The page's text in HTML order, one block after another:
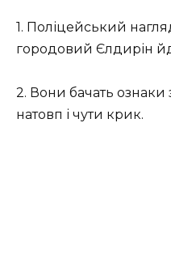
1. Поліцейський
городовий Єлдирін
2. Вони бачать ознаки
натовп і чути крик.